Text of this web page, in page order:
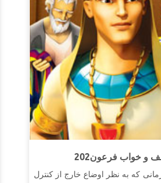
و خواب فرعون
که به نظر اوضاع خارج از کنترل